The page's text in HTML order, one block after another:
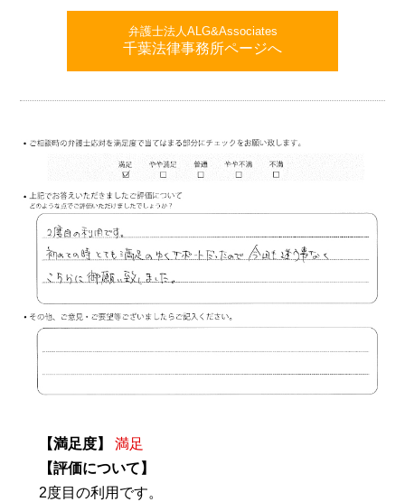
弁護士法人ALG&Associates
千葉法律事務所ページへ
【満足度】
満足
【評価について】
2度目の利用です。